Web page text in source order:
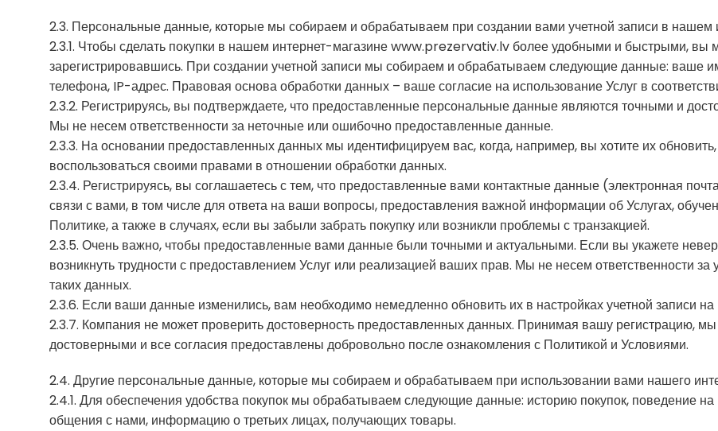
2.3. Персональные данные, которые мы собираем и обрабатываем при создании вами учетной записи в нашем
2.3.1. Чтобы сделать покупки в нашем интернет-магазине www.prezervativ.lv более удобными и быстрыми, вы
зарегистрировавшись. При создании учетной записи мы собираем и обрабатываем следующие данные: ваше
телефона, IP-адрес. Правовая основа обработки данных – ваше согласие на использование Услуг в
2.3.2. Регистрируясь, вы подтверждаете, что предоставленные персональные данные являются точными и
Мы не несем ответственности за неточные или ошибочно предоставленные данные.
2.3.3. На основании предоставленных данных мы идентифицируем вас, когда, например, вы хотите их
воспользоваться своими правами в отношении обработки данных.
2.3.4. Регистрируясь, вы соглашаетесь с тем, что предоставленные вами контактные данные (электронная
связи с вами, в том числе для ответа на ваши вопросы, предоставления важной информации об Услугах,
Политике, а также в случаях, если вы забыли забрать покупку или возникли проблемы с транзакцией.
2.3.5. Очень важно, чтобы предоставленные вами данные были точными и актуальными. Если вы укажете
возникнуть трудности с предоставлением Услуг или реализацией ваших прав. Мы не несем ответственности
таких данных.
2.3.6. Если ваши данные изменились, вам необходимо немедленно обновить их в настройках учетной записи
2.3.7. Компания не может проверить достоверность предоставленных данных. Принимая вашу регистрацию,
достоверными и все согласия предоставлены добровольно после ознакомления с Политикой и Условиями.
2.4. Другие персональные данные, которые мы собираем и обрабатываем при использовании вами нашего
2.4.1. Для обеспечения удобства покупок мы обрабатываем следующие данные: историю покупок, поведение
общения с нами, информацию о третьих лицах, получающих товары.